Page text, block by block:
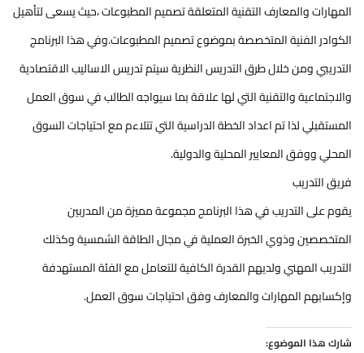
المهارات والمعارف التقنية المتعلقة تصميم المطبوعات ،حيث يسعى لتأهيل
الكوادر الفنية المتخصصة بموضوع تصميم المطبوعات.وفي هذا البرنامج
التدريبي ومن خلال طرق التدريس النظرية سيتم تدريس الاساليب الاقتصادية
والاجتماعية والتقنية التي لها علاقة بما سيواجه الطالب في سوق العمل
المستقبلي لذا تم اعداد الخطة الدراسية التي تتلاءم مع احتياجات السوق
المحلي ووفق المعايير المحلية والدولية.
فريق التدريب
يقوم على التدريب في هذا البرنامج مجموعة مميزة من المدربين
المتخصصين وذوي الخبرة العملية في مجال الطاقة الشمسية وكذلك
التدريب المهني ولديهم القدرة الكافية للتعامل مع الفئة المستهدفة
وإكسابهم المهارات والمعارف وفق احتياجات سوق العمل.
شارك هذا الموضوع: